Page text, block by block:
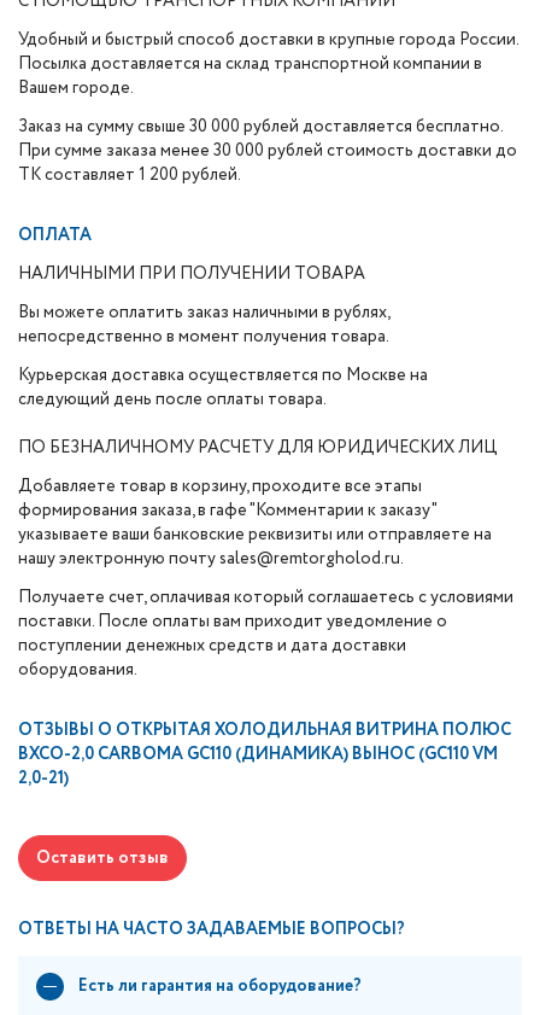
Удобный и быстрый способ доставки в крупные города России.
Посылка доставляется на склад транспортной компании в
Вашем городе.
Заказ на сумму свыше 30 000 рублей доставляется бесплатно.
При сумме заказа менее 30 000 рублей стоимость доставки до
ТК составляет 1 200 рублей.
ОПЛАТА
НАЛИЧНЫМИ ПРИ ПОЛУЧЕНИИ ТОВАРА
Вы можете оплатить заказ наличными в рублях,
непосредственно в момент получения товара.
Курьерская доставка осуществляется по Москве на
следующий день после оплаты товара.
ПО БЕЗНАЛИЧНОМУ РАСЧЕТУ ДЛЯ ЮРИДИЧЕСКИХ ЛИЦ
Добавляете товар в корзину, проходите все этапы
формирования заказа, в гафе "Комментарии к заказу"
указываете ваши банковские реквизиты или отправляете на
нашу электронную почту sales@remtorgholod.ru.
Получаете счет, оплачивая который соглашаетесь с условиями
поставки. После оплаты вам приходит уведомление о
поступлении денежных средств и дата доставки
оборудования.
ОТЗЫВЫ О ОТКРЫТАЯ ХОЛОДИЛЬНАЯ ВИТРИНА ПОЛЮС
ВХСО-2,0 CARBOMA GC110 (ДИНАМИКА) ВЫНОС (GC110 VM
2,0-21)
Оставить отзыв
ОТВЕТЫ НА ЧАСТО ЗАДАВАЕМЫЕ ВОПРОСЫ?
Есть ли гарантия на оборудование?